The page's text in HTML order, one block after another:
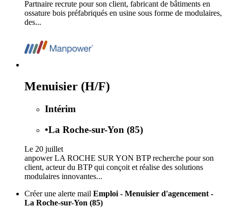
Partnaire recrute pour son client, fabricant de bâtiments en
ossature bois préfabriqués en usine sous forme de modulaires,
des...
Menuisier (H/F)
Intérim
•La Roche-sur-Yon (85)
Le 20 juillet
anpower LA ROCHE SUR YON BTP recherche pour son
client, acteur du BTP qui conçoit et réalise des solutions
modulaires innovantes...
Créer une alerte mail Emploi - Menuisier d'agencement -
La Roche-sur-Yon (85)